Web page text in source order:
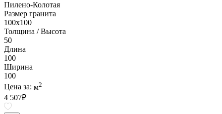
Пилено-Колотая
Размер гранита
100х100
Толщина / Высота
50
Длина
100
Ширина
100
Цена за: м2
4 507₽